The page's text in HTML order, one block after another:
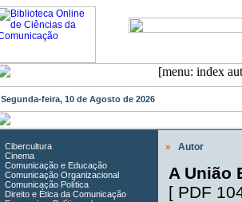
Segunda-feira, 10 de Agosto de 2026
Cibercultura
Cinema
Comunicação e Educação
Comunicação Organizacional
Comunicação Política
Direito e Ética da Comunicação
» Autor
A União
[ PDF